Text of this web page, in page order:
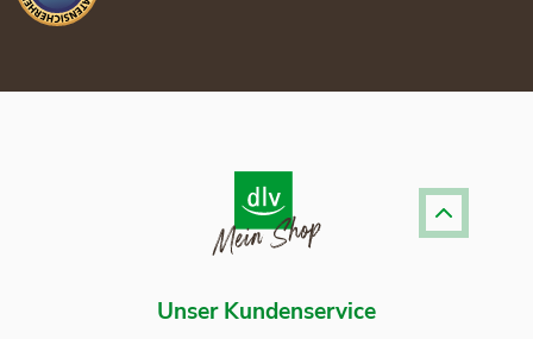
Unser Kundenservice